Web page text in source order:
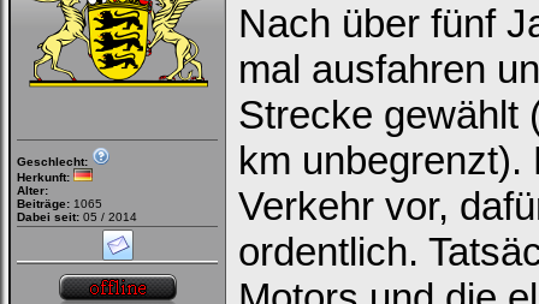
Geschlecht:
Herkunft:
Alter:
Beiträge: 1065
Dabei seit: 05 / 2014
Nach über fünf
mal ausfahren
Strecke gewählt
km unbegrenzt).
Verkehr vor,
ordentlich.